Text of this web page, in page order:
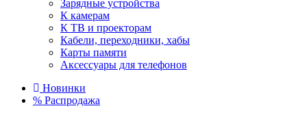
Зарядные устройства
К камерам
К ТВ и проекторам
Кабели, переходники, хабы
Карты памяти
Аксессуары для телефонов
Новинки
% Распродажа